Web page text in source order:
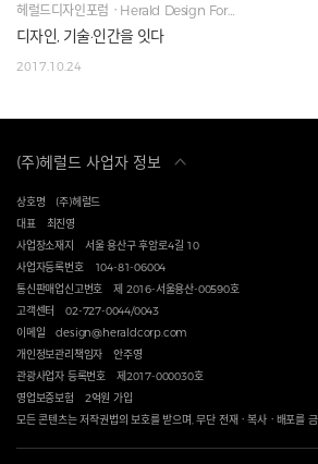
헤럴드디자인포럼ㆍHerald Design Forum
디자인, 기술·인간을 잇다
2017.10.24
(주)헤럴드 사업자 정보
상호명
(주)헤럴드
대표
최진영
사업장소재지
서울 용산구 후암로4길 10
사업자등록번호
104-81-06004
통신판매업신고번호
제 2016-서울용산-00590호
고객센터
02-727-0044/0043
이메일
design@heraldcorp.com
개인정보관리책임자
안주영
관광사업자 등록번호
제2017-000030호
영업보증보험
2억원 가입
모든 콘텐츠는 저작권법의 보호를 받으며, 무단 전재ㆍ복사ㆍ배포를